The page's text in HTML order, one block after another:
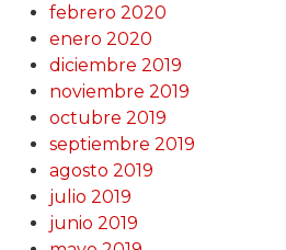
febrero 2020
enero 2020
diciembre 2019
noviembre 2019
octubre 2019
septiembre 2019
agosto 2019
julio 2019
junio 2019